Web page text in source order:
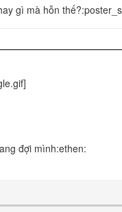
gì mà hỗn
đợi mình:ethen: